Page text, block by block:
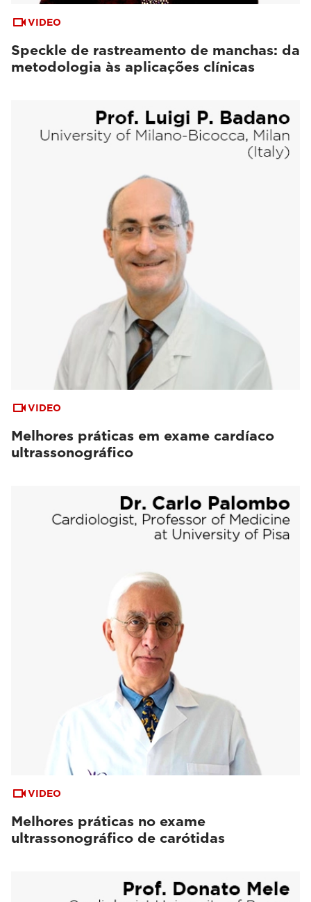
VIDEO
Speckle de rastreamento de manchas: da
metodologia às aplicações clínicas
VIDEO
Melhores práticas em exame cardíaco
ultrassonográfico
VIDEO
Melhores práticas no exame
ultrassonográfico de carótidas